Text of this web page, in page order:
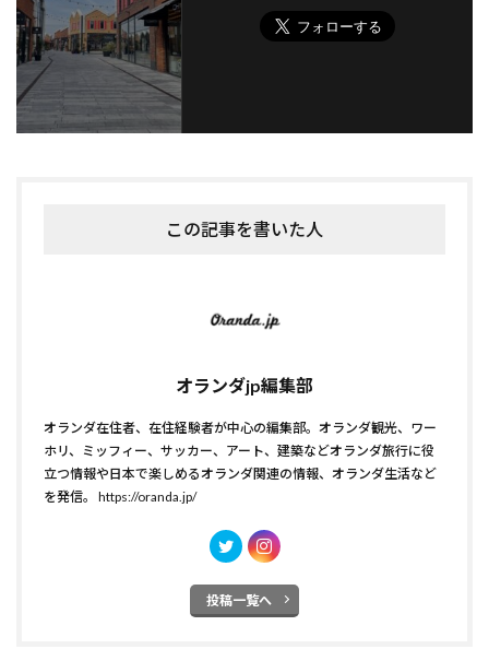
この記事を書いた人
オランダjp編集部
オランダ在住者、在住経験者が中心の編集部。オランダ観光、ワー
ホリ、ミッフィー、サッカー、アート、建築などオランダ旅行に役
立つ情報や日本で楽しめるオランダ関連の情報、オランダ生活など
を発信。 https://oranda.jp/
投稿一覧へ